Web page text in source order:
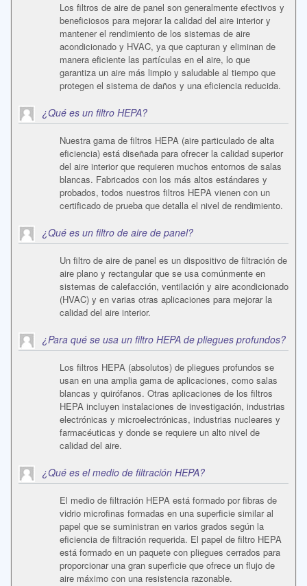
Los filtros de aire de panel son generalmente efectivos y
beneficiosos para mejorar la calidad del aire interior y
mantener el rendimiento de los sistemas de aire
acondicionado y HVAC, ya que capturan y eliminan de
manera eficiente las partículas en el aire, lo que
garantiza un aire más limpio y saludable al tiempo que
protegen el sistema de daños y una eficiencia reducida.
¿Qué es un filtro HEPA?
Nuestra gama de filtros HEPA (aire particulado de alta
eficiencia) está diseñada para ofrecer la calidad superior
del aire interior que requieren muchos entornos de salas
blancas. Fabricados con los más altos estándares y
probados, todos nuestros filtros HEPA vienen con un
certificado de prueba que detalla el nivel de rendimiento.
¿Qué es un filtro de aire de panel?
Un filtro de aire de panel es un dispositivo de filtración de
aire plano y rectangular que se usa comúnmente en
sistemas de calefacción, ventilación y aire acondicionado
(HVAC) y en varias otras aplicaciones para mejorar la
calidad del aire interior.
¿Para qué se usa un filtro HEPA de pliegues profundos?
Los filtros HEPA (absolutos) de pliegues profundos se
usan en una amplia gama de aplicaciones, como salas
blancas y quirófanos. Otras aplicaciones de los filtros
HEPA incluyen instalaciones de investigación, industrias
electrónicas y microelectrónicas, industrias nucleares y
farmacéuticas y donde se requiere un alto nivel de
calidad del aire.
¿Qué es el medio de filtración HEPA?
El medio de filtración HEPA está formado por fibras de
vidrio microfinas formadas en una superficie similar al
papel que se suministran en varios grados según la
eficiencia de filtración requerida. El papel de filtro HEPA
está formado en un paquete con pliegues cerrados para
proporcionar una gran superficie que ofrece un flujo de
aire máximo con una resistencia razonable.